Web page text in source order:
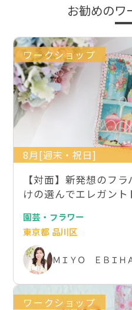
お勧めのワ
ワークショップ
8月[週末・祝日]
【対面】新発想のフ
けの選んでエレガン
園芸・フラワー
東京都 品川区
ＭＩＹＯ ＥＢＩＨ
ワークショップ